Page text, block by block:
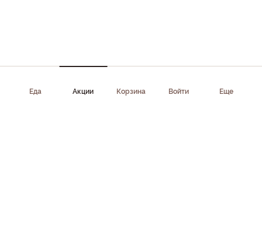
Еда Акции Корзина Войти Еще